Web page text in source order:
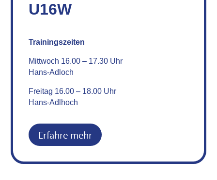
U16W
Trainingszeiten
Mittwoch 16.00 – 17.30 Uhr
Hans-Adloch
Freitag 16.00 – 18.00 Uhr
Hans-Adlhoch
Erfahre mehr